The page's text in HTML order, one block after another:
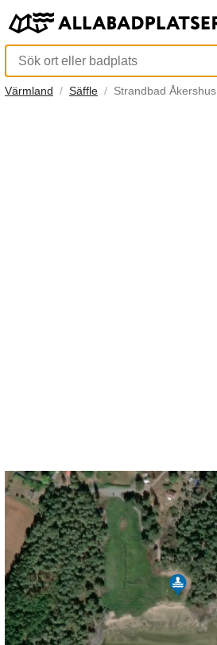
Värmland Säffle Strandbad Åkershus